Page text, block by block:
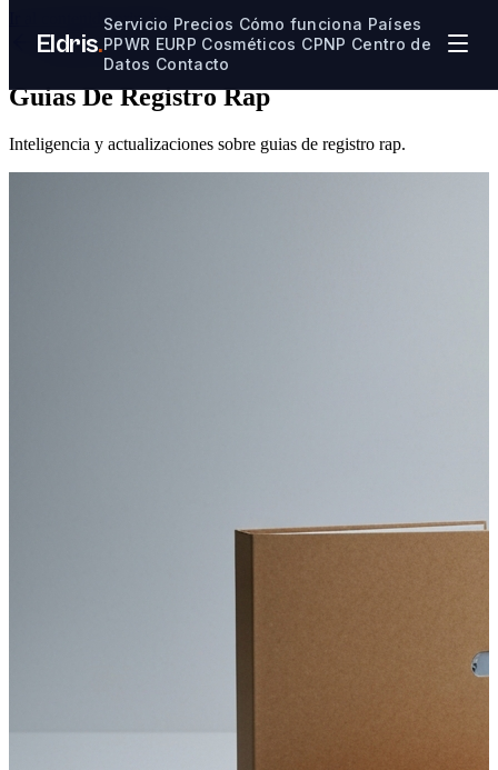
Ir al contenido principal
Eldris.
Servicio Precios Cómo funciona Países
PPWR EURP Cosméticos CPNP Centro de
Datos Contacto
Volver al Centro de Datos
Guias De Registro Rap
Inteligencia y actualizaciones sobre guias de registro rap.